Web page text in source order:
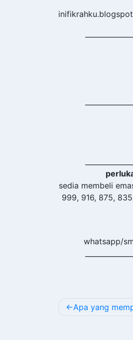
sedia membeli
999, 916, 875,
whatsapp/
POST
Apa yang